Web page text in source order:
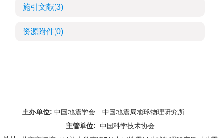
施引文献(3)
资源附件(0)
主办单位: 中国地震学会 中国地震局地球物理研究所
主管单位: 中国科学技术协会